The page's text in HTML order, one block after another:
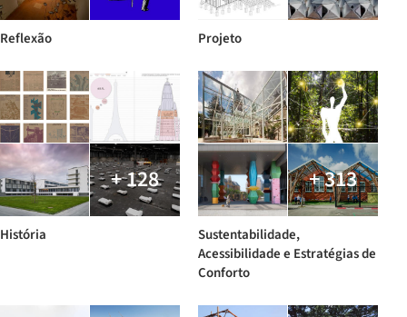
Reflexão Projeto
+ 128
História
+ 313
Sustentabilidade,
Acessibilidade e Estratégias de
Conforto